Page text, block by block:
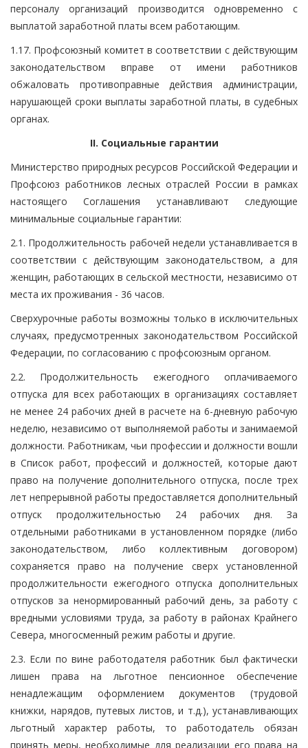
персоналу организаций производится одновременно с
выплатой заработной платы всем работающим.
1.17. Профсоюзный комитет в соответствии с действующим
законодательством вправе от имени работников
обжаловать противоправные действия администрации,
нарушающей сроки выплаты заработной платы, в судебных
органах.
II. Социальные гарантии
Министерство природных ресурсов Российской Федерации и
Профсоюз работников лесных отраслей России в рамках
настоящего Соглашения устанавливают следующие
минимальные социальные гарантии:
2.1. Продолжительность рабочей недели устанавливается в
соответствии с действующим законодательством, а для
женщин, работающих в сельской местности, независимо от
места их проживания - 36 часов.
Сверхурочные работы возможны только в исключительных
случаях, предусмотренных законодательством Российской
Федерации, по согласованию с профсоюзным органом.
2.2. Продолжительность ежегодного оплачиваемого
отпуска для всех работающих в организациях составляет
не менее 24 рабочих дней в расчете на 6-дневную рабочую
неделю, независимо от выполняемой работы и занимаемой
должности. Работникам, чьи профессии и должности вошли
в Список работ, профессий и должностей, которые дают
право на получение дополнительного отпуска, после трех
лет непрерывной работы предоставляется дополнительный
отпуск продолжительностью 24 рабочих дня. За
отдельными работниками в установленном порядке (либо
законодательством, либо коллективным договором)
сохраняется право на получение сверх установленной
продолжительности ежегодного отпуска дополнительных
отпусков за ненормированный рабочий день, за работу с
вредными условиями труда, за работу в районах Крайнего
Севера, многосменный режим работы и другие.
2.3. Если по вине работодателя работник был фактически
лишен права на льготное пенсионное обеспечение
ненадлежащим оформлением документов (трудовой
книжки, нарядов, путевых листов, и т.д.), устанавливающих
льготный характер работы, то работодатель обязан
принять меры, необходимые для реализации его права на